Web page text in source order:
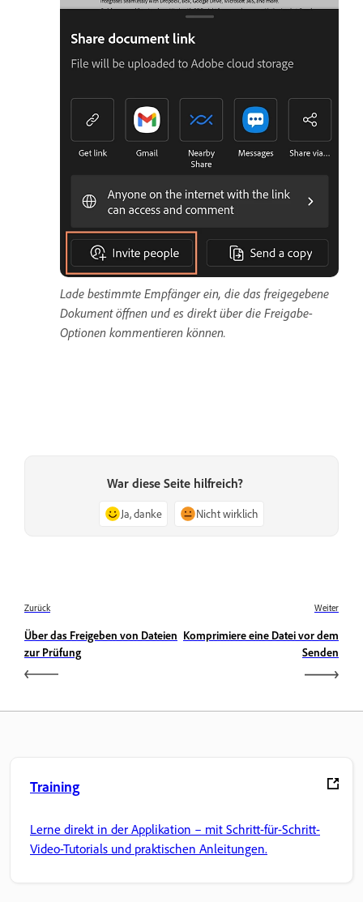
Lade bestimmte Empfänger ein, die das freigegebene
Dokument öffnen und es direkt über die Freigabe-
Optionen kommentieren können.
War diese Seite hilfreich?
Ja, danke Nicht wirklich
Zurück
Über das Freigeben von Dateien
zur Prüfung
Weiter
Komprimiere eine Datei vor dem
Senden
Training
Lerne direkt in der Applikation – mit Schritt-für-Schritt-
Video-Tutorials und praktischen Anleitungen.